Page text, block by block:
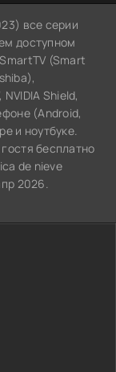
все серии
доступном
(Smart
Shield,
(Android,
и ноутбуке.
бесплатно
de nieve
2026.